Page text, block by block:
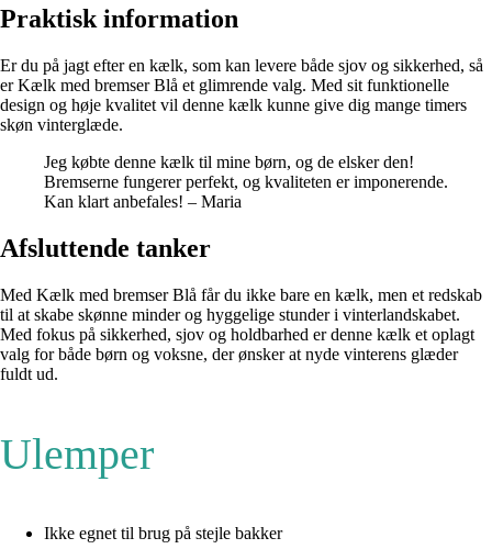
Praktisk information
Er du på jagt efter en kælk, som kan levere både sjov og sikkerhed, så
er Kælk med bremser Blå et glimrende valg. Med sit funktionelle
design og høje kvalitet vil denne kælk kunne give dig mange timers
skøn vinterglæde.
Jeg købte denne kælk til mine børn, og de elsker den!
Bremserne fungerer perfekt, og kvaliteten er imponerende.
Kan klart anbefales! – Maria
Afsluttende tanker
Med Kælk med bremser Blå får du ikke bare en kælk, men et redskab
til at skabe skønne minder og hyggelige stunder i vinterlandskabet.
Med fokus på sikkerhed, sjov og holdbarhed er denne kælk et oplagt
valg for både børn og voksne, der ønsker at nyde vinterens glæder
fuldt ud.
Ulemper
Ikke egnet til brug på stejle bakker